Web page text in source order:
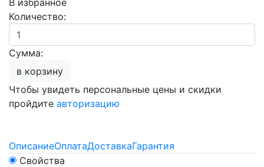
В избранное
Количество:
Сумма:
в корзину
Чтобы увидеть персональные цены и скидки
пройдите авторизацию
ОписаниеОплатаДоставкаГарантия
Свойства